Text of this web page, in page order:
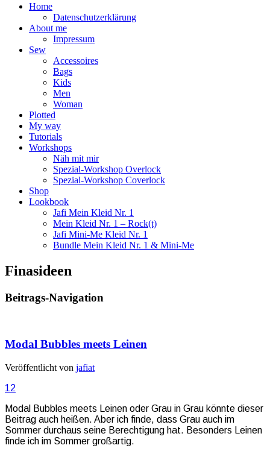
Home
Datenschutzerklärung
About me
Impressum
Sew
Accessoires
Bags
Kids
Men
Woman
Plotted
My way
Tutorials
Workshops
Näh mit mir
Spezial-Workshop Overlock
Spezial-Workshop Coverlock
Shop
Lookbook
Jafi Mein Kleid Nr. 1
Mein Kleid Nr. 1 – Rock(t)
Jafi Mini-Me Kleid Nr. 1
Bundle Mein Kleid Nr. 1 & Mini-Me
Finasideen
Beitrags-Navigation
Modal Bubbles meets Leinen
Veröffentlicht von jafiat
12
Modal Bubbles meets Leinen oder Grau in Grau könnte dieser
Beitrag auch heißen. Aber ich finde, dass Grau auch im
Sommer durchaus seine Berechtigung hat. Besonders Leinen
finde ich im Sommer großartig.